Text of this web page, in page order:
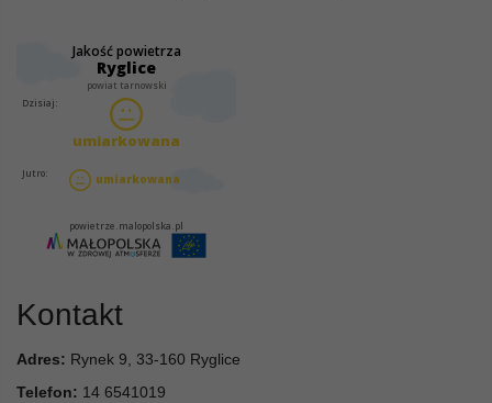
Kontakt
Adres: Rynek 9, 33-160 Ryglice
Telefon: 14 6541019